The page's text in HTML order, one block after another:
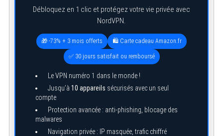
Débloquez en 1 clic et protégez votre vie privée avec
NordVPN.
🎁 -73% + 3 mois offerts 🛍️ Carte cadeau Amazon.fr
✅ 30 jours satisfait ou remboursé
Le VPN numéro 1 dans le monde !
Jusqu’à 10 appareils sécurisés avec un seul
compte
Protection avancée : anti-phishing, blocage des
malwares
Navigation privée : IP masquée, trafic chiffré